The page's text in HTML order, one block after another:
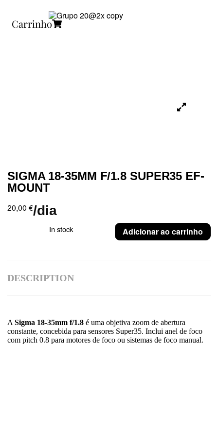
Carrinho
SIGMA 18-35MM F/1.8 SUPER35 EF-
MOUNT
20,00 €/dia
In stock Adicionar ao carrinho
DESCRIPTION
A Sigma 18-35mm f/1.8 é uma objetiva zoom de abertura
constante, concebida para sensores Super35. Inclui anel de foco
com pitch 0.8 para motores de foco ou sistemas de foco manual.